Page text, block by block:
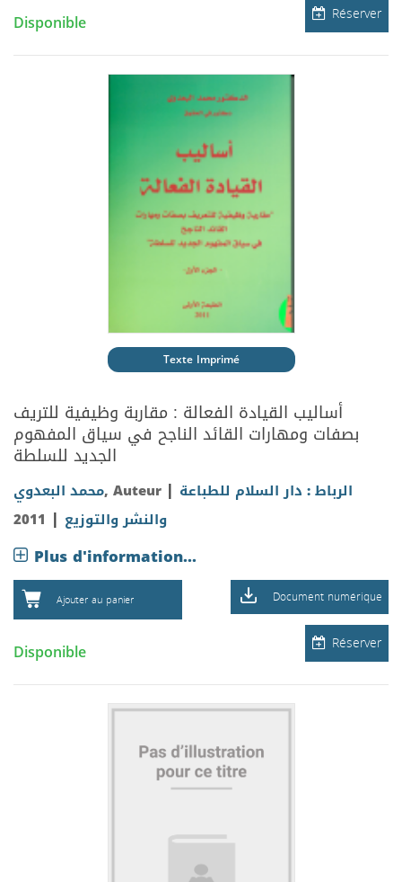
Réserver
Disponible
Texte Imprimé
أساليب القيادة الفعالة : مقاربة وظيفية للتريف
بصفات ومهارات القائد الناجح في سياق المفهوم
الجديد للسلطة
محمد البعدوي, Auteur | الرباط : دار السلام للطباعة
والنشر والتوزيع |
2011
Plus d'information...
Ajouter au panier Document numérique
Réserver
Disponible